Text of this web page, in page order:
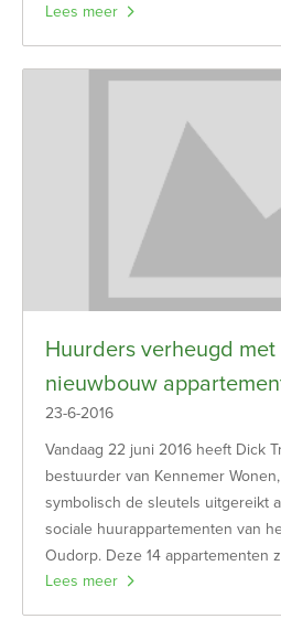
Lees meer
Huurders verheugd
nieuwbouw
23-6-2016
Vandaag 22 juni 2016 heeft Dick
bestuurder van Kennemer
symbolisch de sleutels uitgereikt
sociale huurappartementen van
Oudorp. Deze 14 appartementen
Lees meer